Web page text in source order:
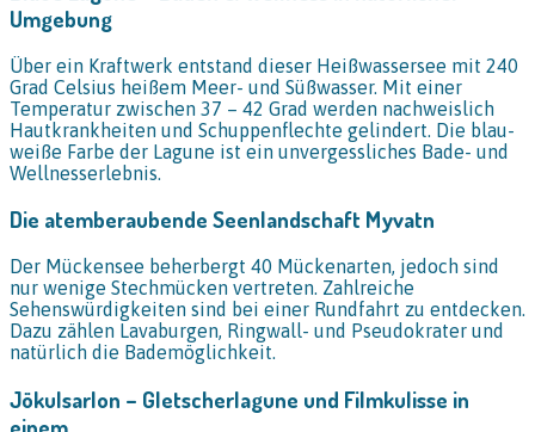
Umgebung
Über ein Kraftwerk entstand dieser Heißwassersee mit 240
Grad Celsius heißem Meer- und Süßwasser. Mit einer
Temperatur zwischen 37 – 42 Grad werden nachweislich
Hautkrankheiten und Schuppenflechte gelindert. Die blau-
weiße Farbe der Lagune ist ein unvergessliches Bade- und
Wellnesserlebnis.
Die atemberaubende Seenlandschaft Myvatn
Der Mückensee beherbergt 40 Mückenarten, jedoch sind
nur wenige Stechmücken vertreten. Zahlreiche
Sehenswürdigkeiten sind bei einer Rundfahrt zu entdecken.
Dazu zählen Lavaburgen, Ringwall- und Pseudokrater und
natürlich die Bademöglichkeit.
Jökulsarlon – Gletscherlagune und Filmkulisse in
einem